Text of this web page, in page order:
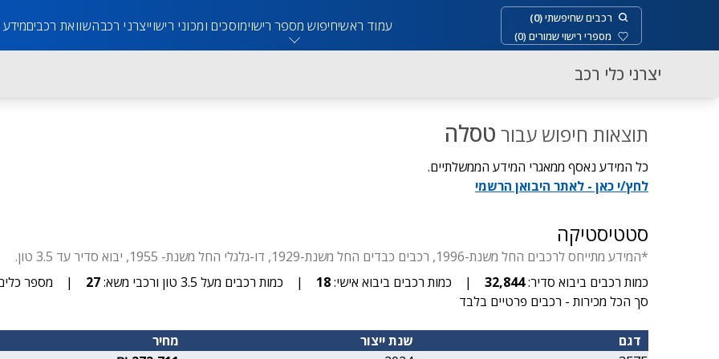
רכבים שחיפשתי(
0
)
מספרי רישוי שמורים (
0
)
עמוד ראשיחיפוש מספר רישוימוסכים ומכוני רישוייצרני רכבהשוואת רכביםמידע
יצרני כלי רכב
תוצאות חיפוש עבור טסלה
כל המידע נאסף ממאגרי המידע הממשלתיים.
לחץ/י כאן - לאתר היבואן הרשמי
סטטיסטיקה
*המידע מתייחס לרכבים החל משנת-1996, רכבים כבדים החל משנת-1929, דו-גלגלי החל משנת- 1955, יבוא סדיר עד 3.5 טון.
כמות רכבים ביבוא סדיר:32,844
| כמות רכבים ביבוא אישי:18
| כמות רכבים מעל 3.5 טון ורכבי משא: 27
|
מספר
סך הכל מכירות - רכבים פרטיים בלבד
דגם שנת ייצור מחיר